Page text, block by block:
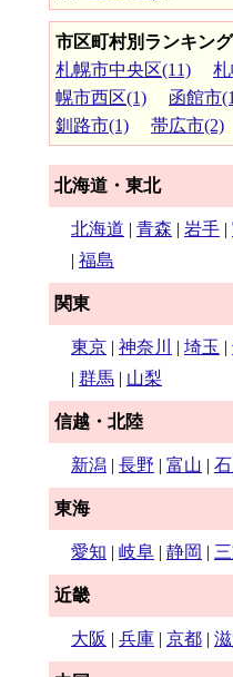
市区町村別ランキング
札幌市中央区(11)
幌市西区(1)
函館市
釧路市(1)
帯広市(2)
北海道・東北
北海道 | 青森 | 岩手 |
| 福島
関東
東京 | 神奈川 | 埼玉 |
| 群馬 | 山梨
信越・北陸
新潟 | 長野 | 富山 | 石
東海
愛知 | 岐阜 | 静岡 |
近畿
大阪 | 兵庫 | 京都 |